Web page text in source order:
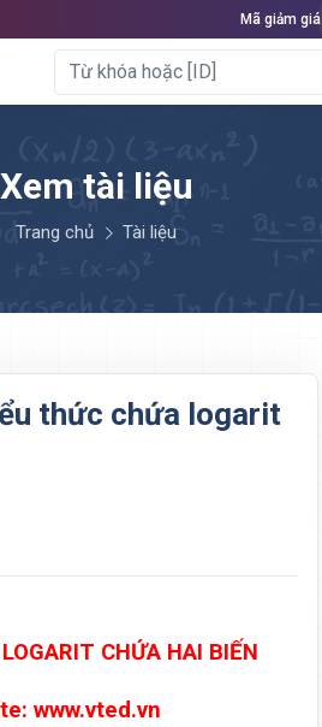
Mã giảm giá
Xem tài liệu
Trang chủ Tài liệu
thức chứa logarit
CHỨA HAI BIẾN
www.vted.vn